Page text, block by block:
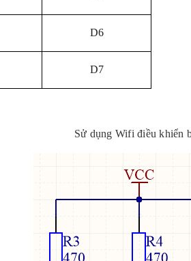
D6
D7
Sử dụng Wifi điều khiển